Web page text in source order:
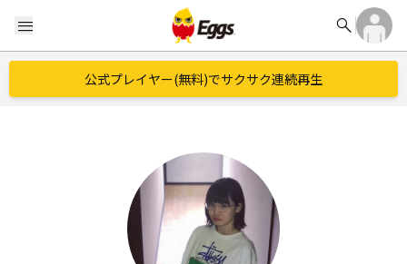
menu search
公式プレイヤー(無料)でサクサク連続再生